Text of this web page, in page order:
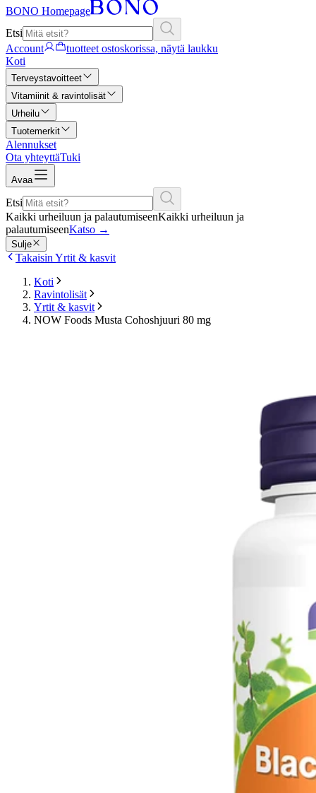
BONO Homepage
Etsi
Account
tuotteet ostoskorissa, näytä laukku
Koti
Terveystavoitteet
Vitamiinit & ravintolisät
Urheilu
Tuotemerkit
Alennukset
Ota yhteyttäTuki
Avaa
Etsi
Kaikki urheiluun ja palautumiseenKaikki urheiluun ja
palautumiseenKatso →
Sulje
Takaisin Yrtit & kasvit
Koti
Ravintolisät
Yrtit & kasvit
NOW Foods Musta Cohoshjuuri 80 mg